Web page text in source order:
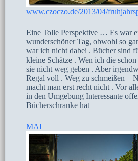
www.czoczo.de/2013/04/
Eine Tolle Perspektive … Es war
wunderschöner Tag, obwohl so
war ich nicht dabei . Bücher sind
kleine Schätze . Wen ich die
sie nicht weg geben . Aber
Regal voll . Weg zu schmeißen –
macht man erst recht nicht . Vor
in den Umgebung Interessante
Bücherschranke hat
MAI